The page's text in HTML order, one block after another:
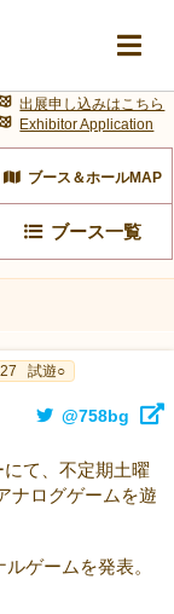
ブース＆ホールMAP
ブース一覧
出展申し込みはこちら
Exhibitor Application
試遊○
@758bg
て、不定期土曜
ナログゲームを遊
ゲームを発表。